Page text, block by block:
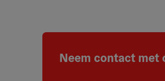
Neem contact met